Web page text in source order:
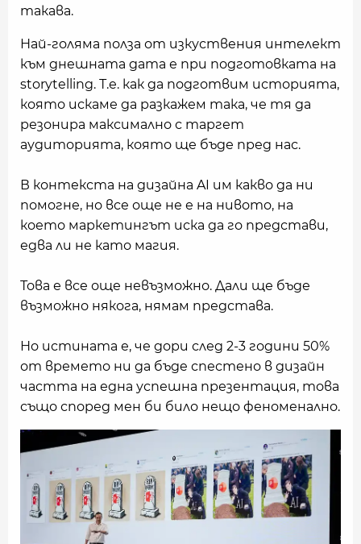
такава.
Най-голяма полза от изкуствения интелект
към днешната дата е при подготовката на
storytelling. Т.е. как да подготвим историята,
която искаме да разкажем така, че тя да
резонира максимално с таргет
аудиторията, която ще бъде пред нас.
В контекста на дизайна AI им какво да ни
помогне, но все още не е на нивото, на
което маркетингът иска да го представи,
едва ли не като магия.
Това е все още невъзможно. Дали ще бъде
възможно някога, нямам представа.
Но истината е, че дори след 2-3 години 50%
от времето ни да бъдe спестено в дизайн
частта на една успешна презентация, това
също според мен би било нещо феноменално.